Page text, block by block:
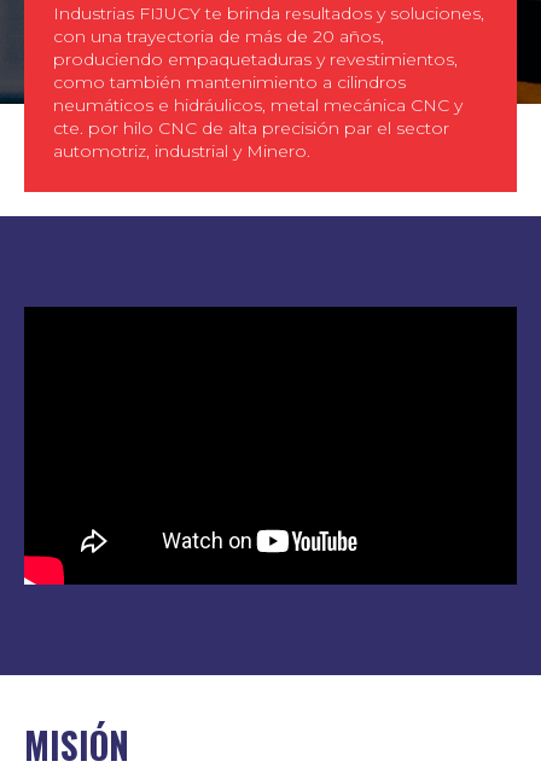
Industrias FIJUCY te brinda resultados y soluciones,
con una trayectoria de más de 20 años,
produciendo empaquetaduras y revestimientos,
como también mantenimiento a cilindros
neumáticos e hidráulicos, metal mecánica CNC y
cte. por hilo CNC de alta precisión par el sector
automotriz, industrial y Minero.
MISIÓN